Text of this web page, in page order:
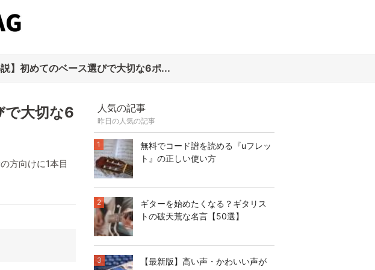
説】初めてのベース選びで大切な6ポ...
で大切な6
方向けに1本目
人気の記事
昨日の人気の記事
無料でコード譜を読める『uフレッ
ト』の正しい使い方
1
ギターを始めたくなる？ギタリス
トの破天荒な名言【50選】
2
【最新版】高い声・かわいい声が
3